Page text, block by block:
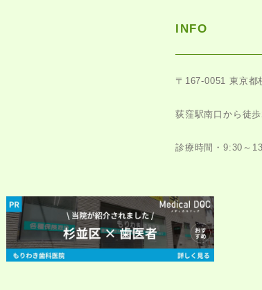
INFO
〒167-0051 東京都
荻窪駅南口から徒歩
診療時間・9:30～